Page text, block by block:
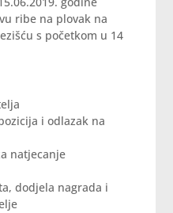
ribe na plovak na
s početkom u 14
i odlazak na
natjecanje
dodjela nagrada i